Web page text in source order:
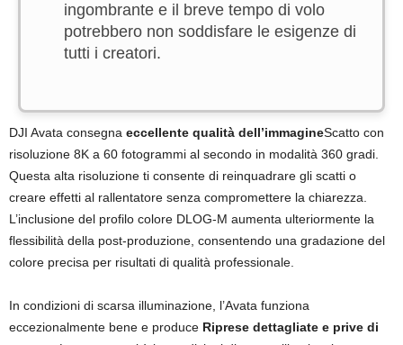
ingombrante e il breve tempo di volo
potrebbero non soddisfare le esigenze di
tutti i creatori.
DJI Avata consegna eccellente qualità dell’immagineScatto con
risoluzione 8K a 60 fotogrammi al secondo in modalità 360 gradi.
Questa alta risoluzione ti consente di reinquadrare gli scatti o
creare effetti al rallentatore senza compromettere la chiarezza.
L’inclusione del profilo colore DLOG-M aumenta ulteriormente la
flessibilità della post-produzione, consentendo una gradazione del
colore precisa per risultati di qualità professionale.
In condizioni di scarsa illuminazione, l’Avata funziona
eccezionalmente bene e produce Riprese dettagliate e prive di